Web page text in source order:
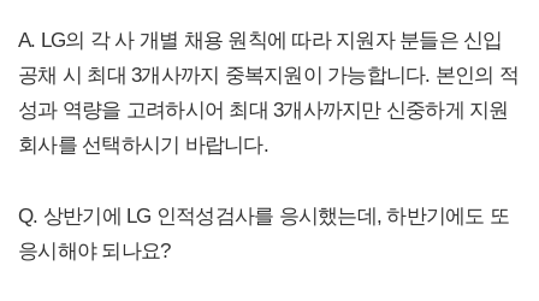
A. LG의 각 사 개별 채용 원칙에 따라 지원자 분들은 신입
공채 시 최대 3개사까지 중복지원이 가능합니다. 본인의 적
성과 역량을 고려하시어 최대 3개사까지만 신중하게 지원
회사를 선택하시기 바랍니다.
Q. 상반기에 LG 인적성검사를 응시했는데, 하반기에도 또
응시해야 되나요?